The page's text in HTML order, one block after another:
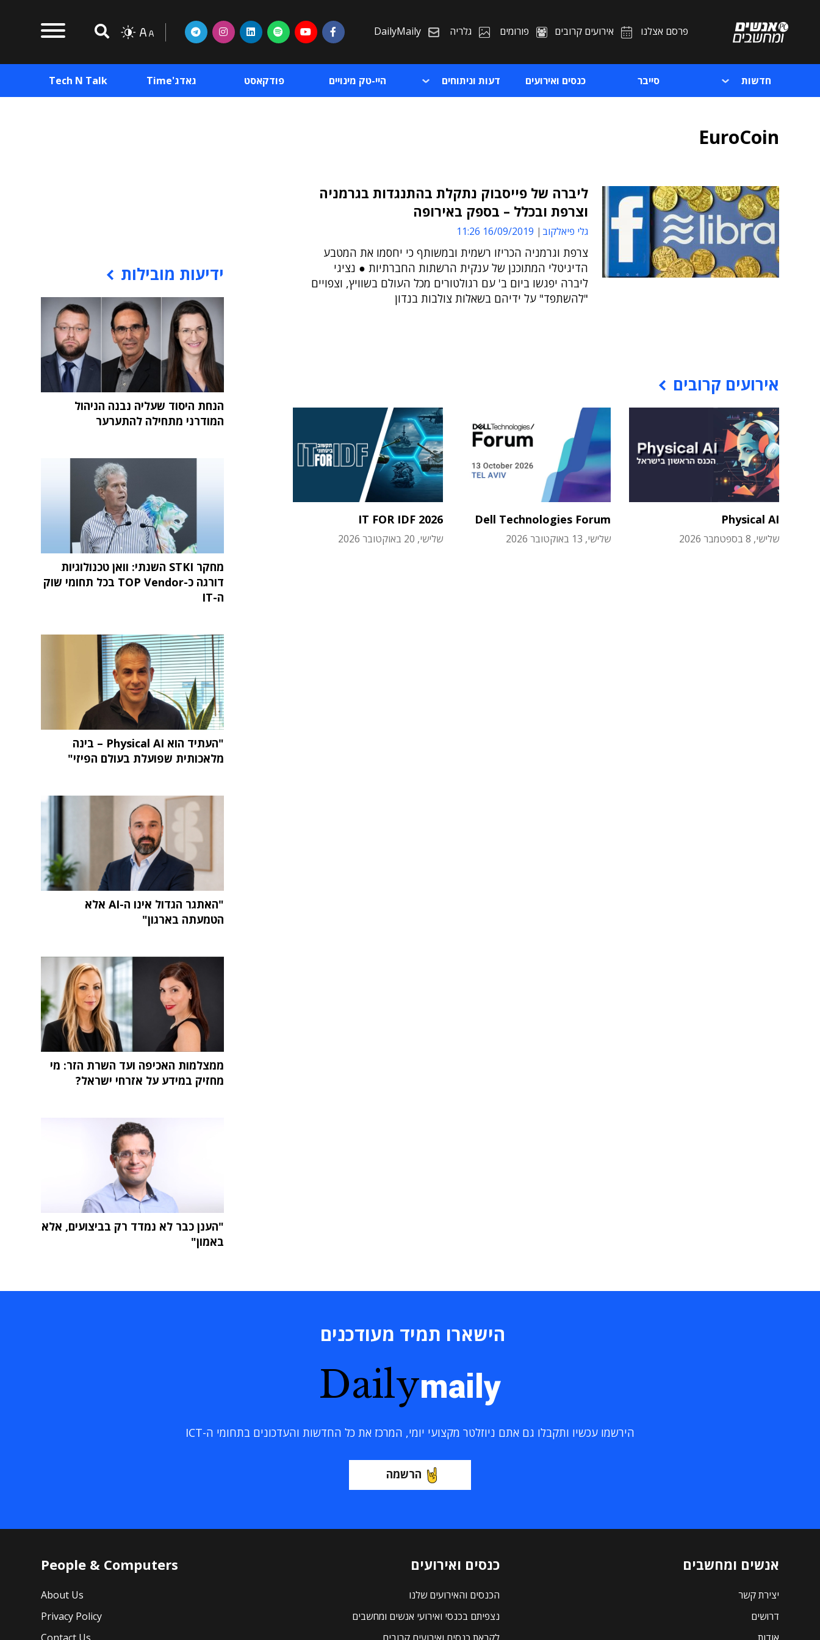
פרסם אצלנו אירועים קרובים פורומים גלריה DailyMaily
חדשות סייבר כנסים ואירועים דעות וניתוחים היי-טק מינויים פודקאסט גאדג'Time Tech N Talk
EuroCoin
ליברה של פייסבוק נתקלת בהתנגדות בגרמניה
וצרפת ובכלל – בספק באירופה
גלי פיאלקוב 16/09/2019 11:26
צרפת וגרמניה הכריזו רשמית ובמשותף כי יחסמו את המטבע
הדיגיטלי המתוכנן של ענקית הרשתות החברתיות ● נציגי
ליברה יפגשו ביום ב' עם רגולטורים מכל העולם בשוויץ, וצפויים
"להשתפד" על ידיהם בשאלות צולבות בנדון
אירועים קרובים
Physical AI
שלישי, 8 בספטמבר 2026
Dell Technologies Forum
שלישי, 13 באוקטובר 2026
IT FOR IDF 2026
שלישי, 20 באוקטובר 2026
ידיעות מובילות
הנחת היסוד שעליה נבנה הניהול
המודרני מתחילה להתערער
מחקר STKI השנתי: וואן טכנולוגיות
דורגה כ-TOP Vendor בכל תחומי שוק
ה-IT
"העתיד הוא Physical AI – בינה
מלאכותית שפועלת בעולם הפיזי"
"האתגר הגדול אינו ה-AI אלא
הטמעתה בארגון"
ממצלמות האכיפה ועד השרת הזר: מי
מחזיק במידע על אזרחי ישראל?
"הענן כבר לא נמדד רק בביצועים, אלא
באמון"
הישארו תמיד מעודכנים
Dailymaily
הירשמו עכשיו ותקבלו גם אתם ניוזלטר מקצועי יומי, המרכז את כל החדשות והעדכונים בתחומי ה-ICT
הרשמה
אנשים ומחשבים
יצירת קשר
דרושים
כנסים ואירועים
הכנסים והאירועים שלנו
נצפיתם בכנסי ואירועי אנשים ומחשבים
People & Computers
About Us
Privacy Policy